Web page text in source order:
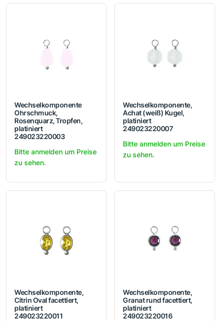
Wechselkomponente
Ohrschmuck,
Rosenquarz, Tropfen,
platiniert
249023220003
Bitte anmelden um Preise
zu sehen.
Wechselkomponente,
Achat (weiß) Kugel,
platiniert
249023220007
Bitte anmelden um Preise
zu sehen.
Wechselkomponente,
Citrin Oval facettiert,
platiniert
249023220011
Wechselkomponente,
Granat rund facettiert,
platiniert
249023220016